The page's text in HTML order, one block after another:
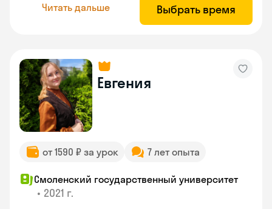
Читать дальше Выбрать время
Евгения
от 1590 ₽ за урок 7 лет опыта
Смоленский государственный университет
• 2021 г.